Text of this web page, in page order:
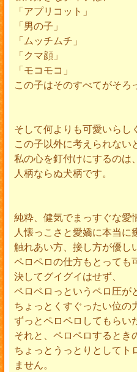
「アプリコット」
「男の子」
「ムッチムチ」
「クマ顔」
「モコモコ」
この子はそのすべてがそろ
そして何よりも可愛いらし
この子以外に考えられない
私の心を釘付けにするのは
人柄ならぬ犬柄です。
純粋、健気でまっすぐな愛
人懐っこさと愛嬌に本当に
触れあい方、接し方が優し
ペロペロの仕方もとっても
決してグイグイはせず、
ペロペロっというペロ圧が
ちょっとくすぐったい位の
ずっとペロペロしてもらい
それと、ペロペロするとき
ちょっとうっとりとしてト
ません。